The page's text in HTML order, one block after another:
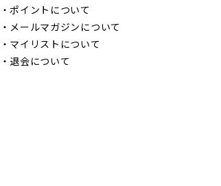
・ポイントについて
・ メールマガジンについて
・ マイリストについて
・ 退会について